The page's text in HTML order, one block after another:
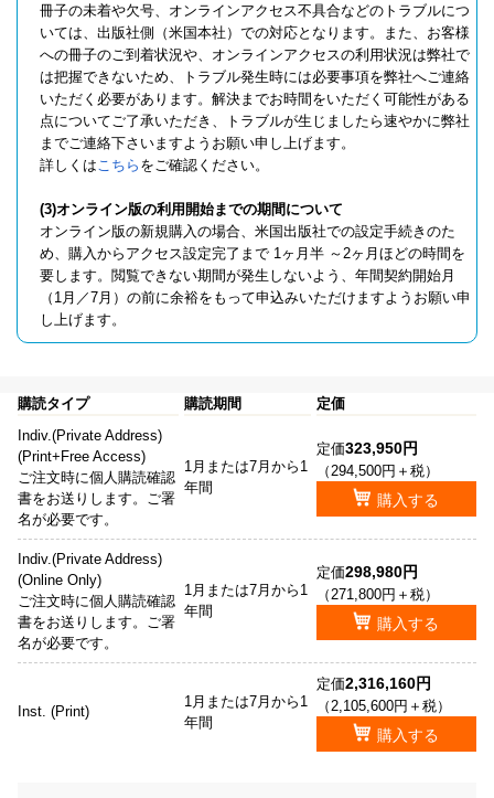
冊子の未着や欠号、オンラインアクセス不具合などのトラブルにつ
いては、出版社側（米国本社）での対応となります。また、お客様
への冊子のご到着状況や、オンラインアクセスの利用状況は弊社で
は把握できないため、トラブル発生時には必要事項を弊社へご連絡
いただく必要があります。解決までお時間をいただく可能性がある
点についてご了承いただき、トラブルが生じましたら速やかに弊社
までご連絡下さいますようお願い申し上げます。
詳しくはこちら をご確認ください。
(3)オンライン版の利用開始までの期間について
オンライン版の新規購入の場合、米国出版社での設定手続きのた
め、購入からアクセス設定完了まで 1ヶ月半 ～2ヶ月ほどの時間を
要します。閲覧できない期間が発生しないよう、年間契約開始月
（1月／7月）の前に余裕をもって申込みいただけますようお願い申
し上げます。
購読タイプ 購読期間
定価
Indiv.(Private Address)
(Print+Free Access)
ご注文時に個人購読確認
書をお送りします。ご署
名が必要です。
1月または7月から1
年間
定価323,950円
（294,500円＋税）
購入する
Indiv.(Private Address)
(Online Only)
ご注文時に個人購読確認
書をお送りします。ご署
名が必要です。
1月または7月から1
年間
定価298,980円
（271,800円＋税）
購入する
Inst. (Print)
1月または7月から1
年間
定価2,316,160円
（2,105,600円＋税）
購入する